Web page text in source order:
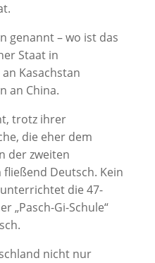
genannt – wo ist das
Staat in
Kasachstan
an China.
trotz ihrer
die eher dem
der zweiten
fließend Deutsch. Kein
die 47-
„Pasch-Gi-Schule“
nicht nur